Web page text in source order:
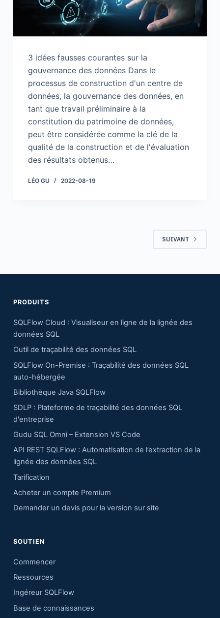
3 idées fausses courantes sur la
gouvernance des données Dans le
processus de construction d'un centre de
données, la gouvernance des données, en
tant que travail préliminaire à la
constitution du patrimoine de données,
peut être considérée comme la clé de la
qualité de la construction et de l'évaluation
des résultats obtenus…
LÉO GU 2022-08-19
SUIVANT
PRODUITS
SQLFlow Cloud : Visualiseur en ligne de la lignée des
données SQL
Outil de traçabilité des données SQL
SQLFlow On-Premise : Traçabilité des données SQL
auto-hébergée
Bibliothèque Java SQLFlow
SDLP : Plateforme de traçabilité des données SQL
d'entreprise
Gudu SQL Omni – Extension VS Code
API REST SQLFlow : Automatisation de l’extraction de la
lignée des données SQL
Tarification
Acheter un compte Premium
Demander un devis pour la version sur site
SOUTIEN
Commencer
Ressources
Ingéreur SQLFlow
Base de connaissances